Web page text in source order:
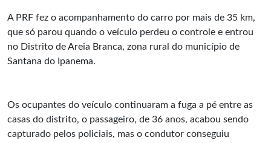
A PRF fez o acompanhamento do carro por mais de 35 km,
que só parou quando o veículo perdeu o controle e entrou
no Distrito de Areia Branca, zona rural do município de
Santana do Ipanema.
Os ocupantes do veículo continuaram a fuga a pé entre as
casas do distrito, o passageiro, de 36 anos, acabou sendo
capturado pelos policiais, mas o condutor conseguiu